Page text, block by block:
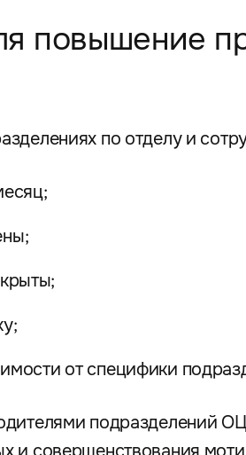
повышение
по отделу и
от специфики
подразделений